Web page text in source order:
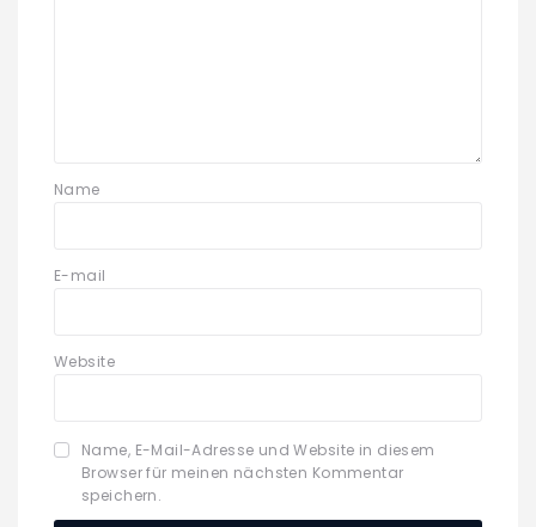
Name
E-mail
Website
Name, E-Mail-Adresse und Website in diesem
Browser für meinen nächsten Kommentar
speichern.